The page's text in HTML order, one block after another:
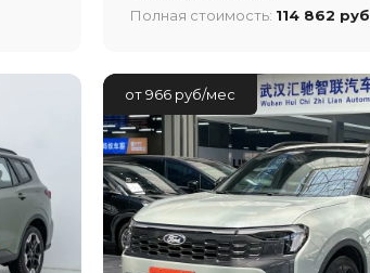
Полная стоимость: 114 862 руб
от 966 руб/мес